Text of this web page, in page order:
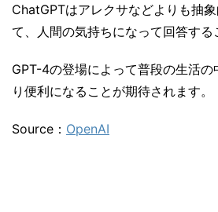
ChatGPTはアレクサなどよりも抽
て、人間の気持ちになって回答する
GPT-4の登場によって普段の生活の
り便利になることが期待されます。
Source： OpenAI